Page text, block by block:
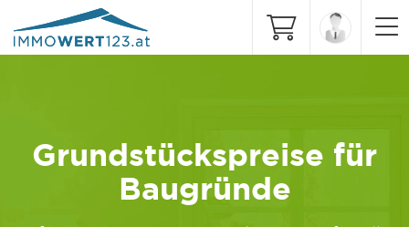
Grundstückspreise für
Baugründe